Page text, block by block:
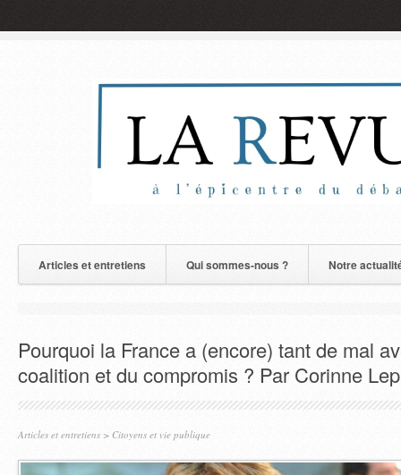
Articles et entretiens Qui sommes-nous ? Notre
Pourquoi la France a (encore) tant de mal
coalition et du compromis ? Par Corinne
Articles et entretiens > Citoyens et vie publique